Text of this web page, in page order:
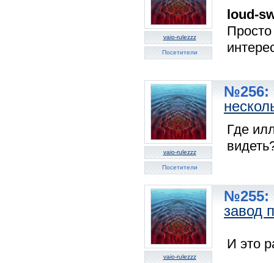
vaio-rulezzz
Посетители
loud-
vaio-rulezzz
Посетители
№256:
Где
vaio-rulezzz
№255:
завод
И это